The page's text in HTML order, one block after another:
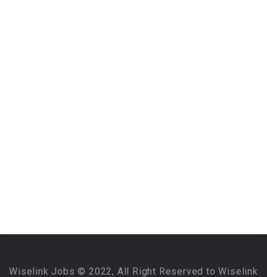
Wiselink Jobs © 2022, All Right Reserved to Wiselink